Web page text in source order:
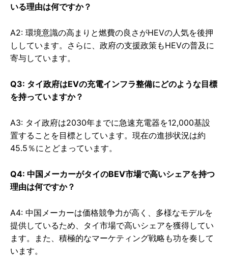
いる理由は何ですか？
A2: 環境意識の高まりと燃費の良さがHEVの人気を後押
ししています。さらに、政府の支援政策もHEVの普及に
寄与しています。
Q3: タイ政府はEVの充電インフラ整備にどのような目標
を持っていますか？
A3: タイ政府は2030年までに急速充電器を12,000基設
置することを目標としています。現在の進捗状況は約
45.5％にとどまっています。
Q4: 中国メーカーがタイのBEV市場で高いシェアを持つ
理由は何ですか？
A4: 中国メーカーは価格競争力が高く、多様なモデルを
提供しているため、タイ市場で高いシェアを獲得してい
ます。また、積極的なマーケティング戦略も功を奏して
います。